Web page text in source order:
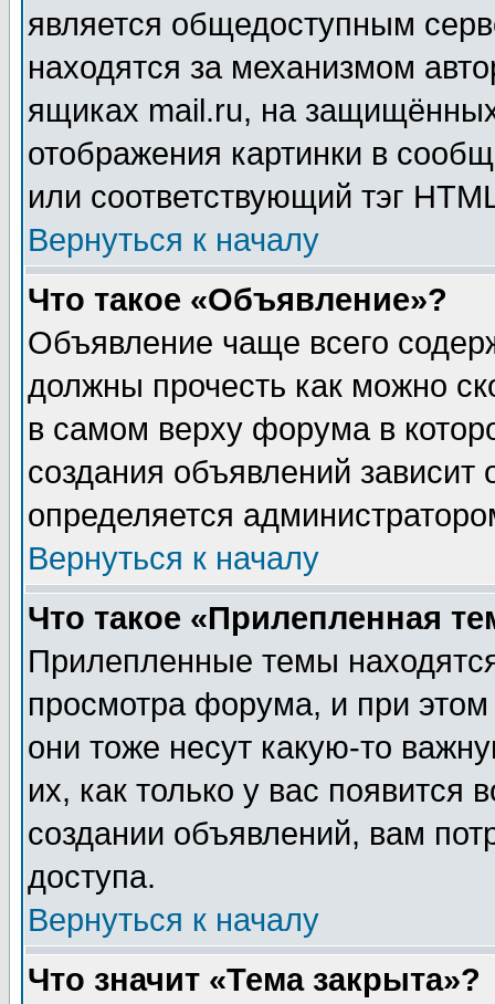
является общедоступным
находятся за механизмом
ящиках mail.ru, на
отображения картинки в
или соответствующий тэг
Вернуться к началу
Что такое «Объявление»?
Объявление чаще всего
должны прочесть как можно
в самом верху форума в
создания объявлений зависит
определяется
Вернуться к началу
Что такое «Прилепленная
Прилепленные темы
просмотра форума, и при
они тоже несут какую-то
их, как только у вас появится
создании объявлений, вам
доступа.
Вернуться к началу
Что значит «Тема закрыта»?